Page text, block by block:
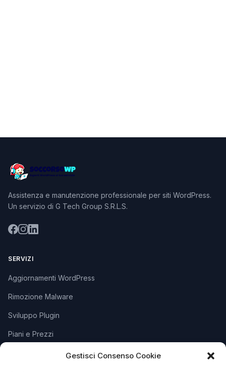
Gestisci Consenso Cookie
Assistenza e manutenzione professionale per siti WordPress.
Un servizio di G Tech Group S.R.L.S.
SERVIZI
Aggiornamenti WordPress
Rimozione Malware
Sviluppo Plugin
Piani e Prezzi